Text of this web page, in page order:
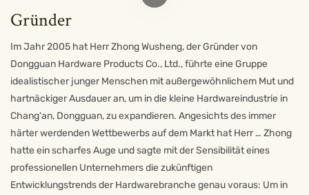
Gründer
Im Jahr 2005 hat Herr Zhong Wusheng, der Gründer von
Dongguan Hardware Products Co., Ltd., führte eine Gruppe
idealistischer junger Menschen mit außergewöhnlichem Mut und
hartnäckiger Ausdauer an, um in die kleine Hardwareindustrie in
Chang'an, Dongguan, zu expandieren. Angesichts des immer
härter werdenden Wettbewerbs auf dem Markt hat Herr … Zhong
hatte ein scharfes Auge und sagte mit der Sensibilität eines
professionellen Unternehmers die zukünftigen
Entwicklungstrends der Hardwarebranche genau voraus: Um in